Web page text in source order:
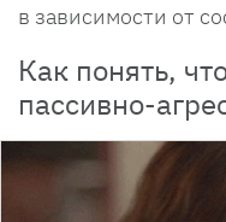
в зависимости от
Как понять,
пассивно-